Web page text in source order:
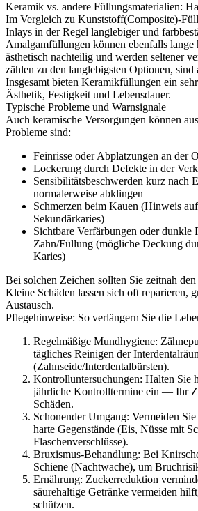
Keramik vs. andere Füllungsmaterialien:
Im Vergleich zu Kunststoff(Composite)-
Inlays in der Regel langlebiger und
Amalgamfüllungen können ebenfalls lange
ästhetisch nachteilig und werden seltener
zählen zu den langlebigsten Optionen, sind
Insgesamt bieten Keramikfüllungen ein
Ästhetik, Festigkeit und Lebensdauer.
Typische Probleme und Warnsignale
Auch keramische Versorgungen können
Probleme sind:
Feinrisse oder Abplatzungen an der
Lockerung durch Defekte in der
Sensibilitätsbeschwerden kurz nach
normalerweise abklingen
Schmerzen beim Kauen (Hinweis
Sekundärkaries)
Sichtbare Verfärbungen oder dunkle
Zahn/Füllung (mögliche Deckung
Karies)
Bei solchen Zeichen sollten Sie zeitnah
Kleine Schäden lassen sich oft reparieren,
Austausch.
Pflegehinweise: So verlängern Sie die
Regelmäßige Mundhygiene:
tägliches Reinigen der
(Zahnseide/Interdentalbürsten).
Kontrolluntersuchungen: Halten Sie
jährliche Kontrolltermine ein — Ihr
Schäden.
Schonender Umgang: Vermeiden
harte Gegenstände (Eis, Nüsse mit
Flaschenverschlüsse).
Bruxismus-Behandlung: Bei
Schiene (Nachtwache), um
Ernährung: Zuckerreduktion
säurehaltige Getränke vermeiden
schützen.